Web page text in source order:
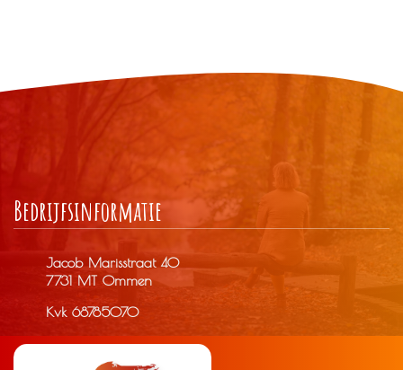
Bedrijfs­informatie
Jacob Marisstraat 40
7731 MT Ommen
Kvk 68785070